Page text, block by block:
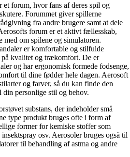
forum, hvor fans af deres spil og
Forummet giver spillerne
fra andre brugere samt at dele
forum er et aktivt fællesskab,
med om spilene og simulatoren.
er komfortable og stilfulde
på kvalitet og trækomfort. De er
og har ergonomisk formede fodsenge,
til dine fødder hele dagen. Aerosoft
og farver, så du kan finde den
din personlige stil og behov.
substans, der indeholder små
type produkt bruges ofte i form af
former for kemiske stoffer som
osv. Aerosoler bruges også til
til behandling af astma og andre